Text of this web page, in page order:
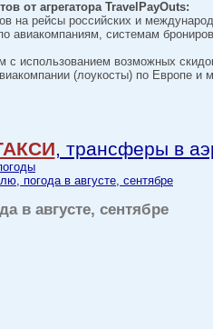
от агрегатора TravelPayOuts:
на рейсы российских и
авиакомпаниям, системам
использованием возможных
(лоукосты) по Европе и
, трансферы в
погода в августе, сентябре
в августе, сентябре